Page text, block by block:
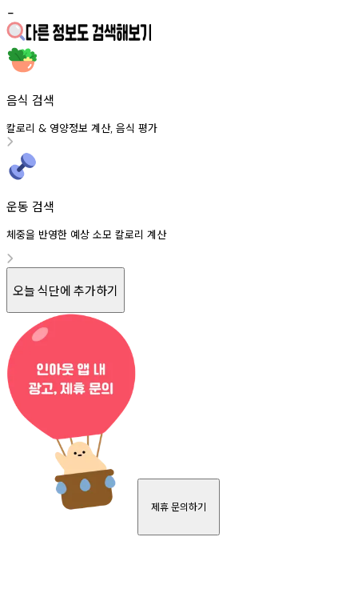
-
음식 검색
칼로리 & 영양정보 계산, 음식 평가
운동 검색
체중을 반영한 예상 소모 칼로리 계산
오늘 식단에 추가하기
제휴 문의하기